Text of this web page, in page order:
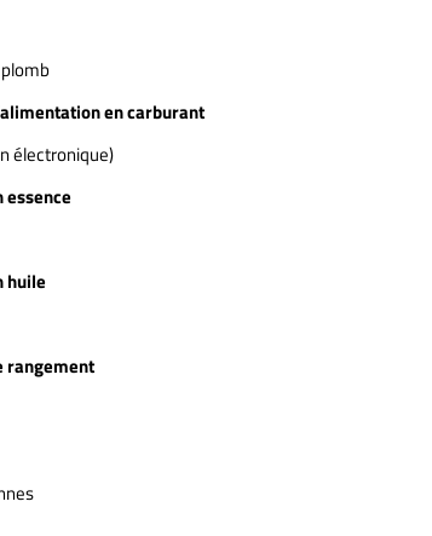
en carburant
électronique)
essence
huile
rangement